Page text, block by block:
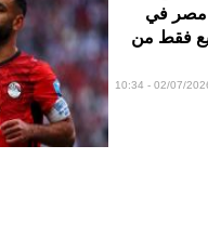
مصر في
فقط من